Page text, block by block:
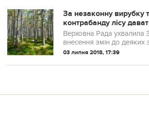
За незаконну вирубку
контрабанду лісу
Верховна Рада ухвалила
внесення змін до деяких
щодо збереження
необроблених
03 липня 2018, 17:39